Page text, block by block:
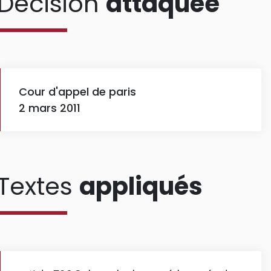
Cour d'appel de paris
2 mars 2011
appliqués